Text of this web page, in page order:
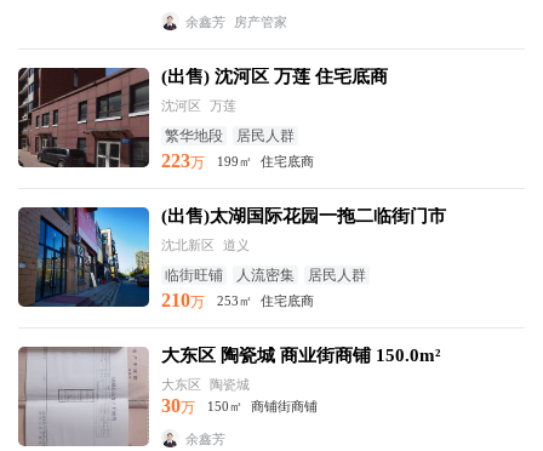
余鑫芳 房产管家
(出售) 沈河区 万莲 住宅底商
沈河区 万莲
繁华地段 居民人群
223万 199㎡ 住宅底商
(出售)太湖国际花园一拖二临街门市
沈北新区 道义
临街旺铺 人流密集 居民人群
210万 253㎡ 住宅底商
大东区 陶瓷城 商业街商铺 150.0m²
大东区 陶瓷城
30万 150㎡ 商铺街商铺
余鑫芳